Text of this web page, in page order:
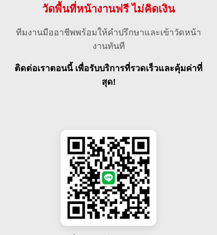
วัดพื้นที่หน้างานฟรี ไม่คิดเงิน
ทีมงานมืออาชีพพร้อมให้คำปรึกษาและเข้าวัดหน้า
งานทันที
ติดต่อเราตอนนี้ เพื่อรับบริการที่รวดเร็วและคุ้มค่าที่
สุด!